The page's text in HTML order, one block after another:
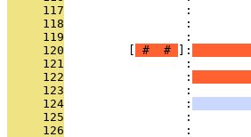
     117
:
     118
:
     119
:
     120
# # ]:
     121
:
     122
                 :
     123
:
     124
                 :
     125
:
     126
: